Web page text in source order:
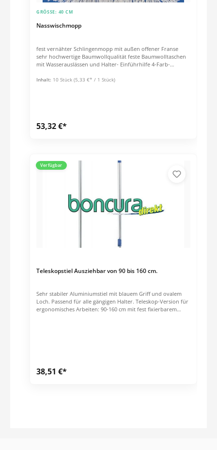
Nasswischmopp
GRÖSSE: 40 CM
fest vernähter Schlingenmopp mit außen offener Franse
sehr hochwertige Baumwollqualität feste Baumwolltaschen
mit Wasserauslässen und Halter- Einführhilfe 4-Farb-
Baumwolle, 40% Polyester Die Faser des Mopps quillt nach
Inhalt: 10 Stück (5,33 €* / 1 Stück)
53,32 €*
Verfügbar
Teleskopstiel Ausziehbar von 90 bis 160 cm.
Sehr stabiler Aluminiumstiel mit blauem Griff und ovalem
Loch. Passend für alle gängigen Halter. Teleskop-Version für
ergonomisches Arbeiten: 90-160 cm mit fest fixierbarem
38,51 €*